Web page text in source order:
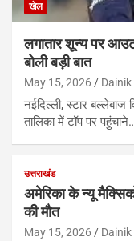
खेल
लगातार शून्य पर
बोली बड़ी बात
May 15, 2026
नईदिल्ली, स्टार
तालिका में टॉप पर
उत्तराखंड
अमेरिका के न्यू
की मौत
May 15, 2026